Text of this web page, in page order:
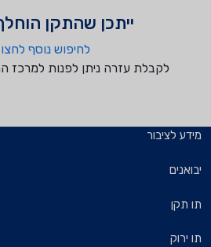
ייתכן שהתקן
לחיפוש נוסף
לקבלת עזרה ניתן לפנות למרכז המידע 03-
מידע לציבור
יבואנים
תו תקן
תו ירוק